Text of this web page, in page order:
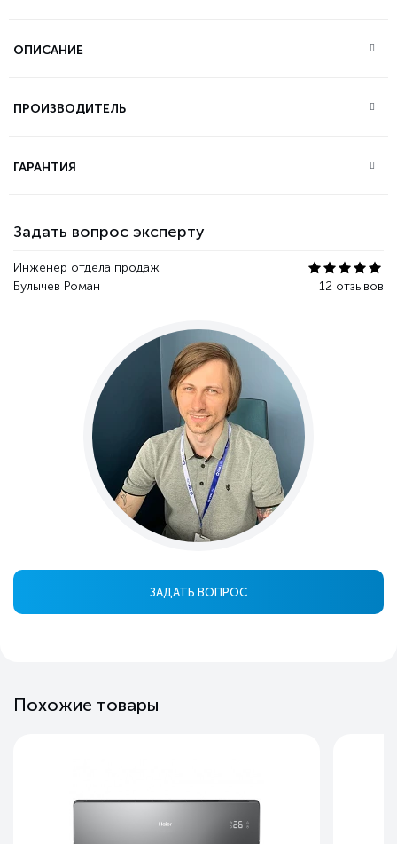
Задать вопрос эксперту
Инженер отдела продаж
Булычев Роман
12 отзывов
ЗАДАТЬ ВОПРОС
ОПИСАНИЕ
ПРОИЗВОДИТЕЛЬ
ГАРАНТИЯ
Похожие товары